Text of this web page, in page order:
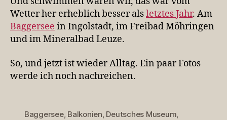
Wetter her erheblich besser alsletztes Jahr. Am
Baggersee in Ingolstadt, im Freibad Möhringen
und im Mineralbad Leuze.
So, und jetzt ist wieder Alltag. Ein paar Fotos
werde ich noch nachreichen.
Baggersee, Balkonien, Deutsches Museum,